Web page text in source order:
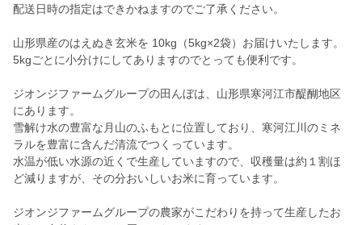
配送日時の指定はできかねますのでご了承ください。
山形県産のはえぬき玄米を 10kg（5kg×2袋）お届けいたします。
5kgごとに小分けにしてありますのでとっても便利です。
ジオンジファームグループの田んぼは、山形県寒河江市醍醐地区
にあります。
雪解け水の豊富な月山のふもとに位置しており、寒河江川のミネ
ラルを豊富に含んだ清流でつくっています。
水温が低い水源の近くで生産していますので、収穫量は約１割ほ
ど減りますが、その分おいしいお米に育っています。
ジオンジファームグループの農家がこだわりを持って生産したお